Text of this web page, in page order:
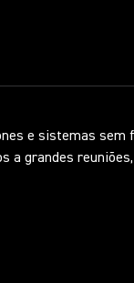
e sistemas sem
a grandes